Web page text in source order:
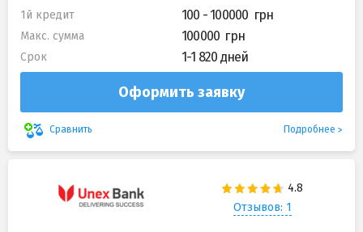
1й кредит 100 - 100000
Макс. сумма 100000
Срок 1-1 820 дней
Оформить заявку
Сравнить Подробнее
Отзывов: 1